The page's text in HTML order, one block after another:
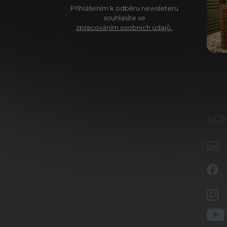
Přihlášením k odběru newsleteru
souhlasíte se
zpracováním osobních údajů.